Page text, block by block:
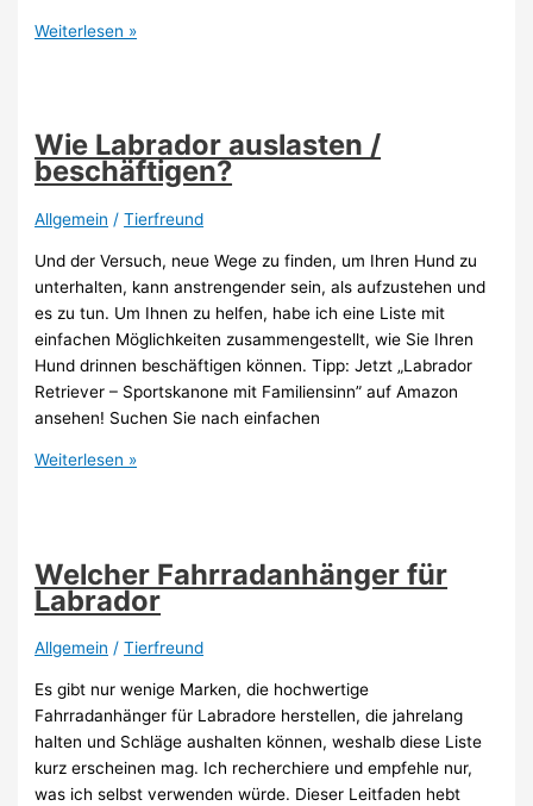
Welcher
Weiterlesen »
Wie Labrador auslasten /
beschäftigen?
Allgemein /Tierfreund
Und der Versuch, neue Wege zu finden, um Ihren Hund zu
unterhalten, kann anstrengender sein, als aufzustehen und
es zu tun. Um Ihnen zu helfen, habe ich eine Liste mit
einfachen Möglichkeiten zusammengestellt, wie Sie Ihren
Hund drinnen beschäftigen können. Tipp: Jetzt „Labrador
Retriever – Sportskanone mit Familiensinn” auf Amazon
ansehen! Suchen Sie nach einfachen
Wie
beschäftigen?
Weiterlesen »
Welcher Fahrradanhänger für
Labrador
Allgemein /Tierfreund
Es gibt nur wenige Marken, die hochwertige
Fahrradanhänger für Labradore herstellen, die jahrelang
halten und Schläge aushalten können, weshalb diese Liste
kurz erscheinen mag. Ich recherchiere und empfehle nur,
was ich selbst verwenden würde. Dieser Leitfaden hebt